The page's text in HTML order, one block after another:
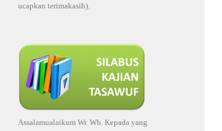
ucapkan terimakasih).
Assalamualaikum Wr. Wb. Kepada yang